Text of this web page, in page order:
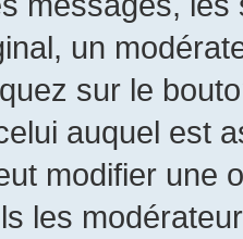
un
sur le
auquel est
modifier une
les